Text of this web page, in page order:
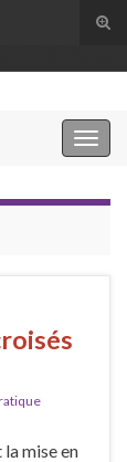
mise en